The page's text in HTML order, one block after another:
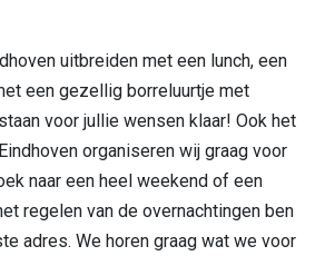
uitbreiden met een lunch, een
een gezellig borreluurtje met
voor jullie wensen klaar! Ook het
organiseren wij graag voor
naar een heel weekend of een
regelen van de overnachtingen ben
adres. We horen graag wat we voor